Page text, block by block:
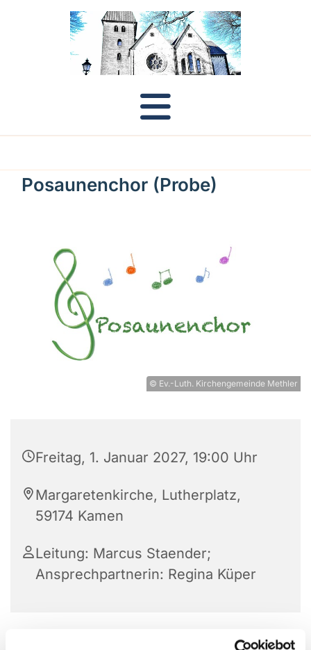
Posaunenchor (Probe)
© Ev.-Luth. Kirchengemeinde Methler
Freitag, 1. Januar 2027, 19:00 Uhr
Margaretenkirche, Lutherplatz,
59174 Kamen
Leitung: Marcus Staender;
Ansprechpartnerin: Regina Küper